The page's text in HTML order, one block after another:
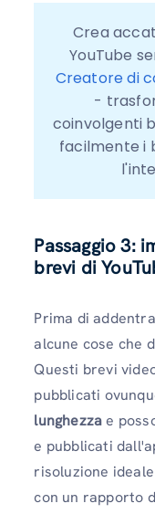
Crea
Creatore di
-
coinvolgenti
facilmente i
Passaggio 3:
brevi di
Prima di
alcune cose che
Questi brevi
pubblicati
lunghezzae
e pubblicati
risoluzione
con un rapporto